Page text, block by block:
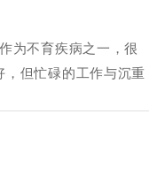
为不育疾病之一，很
，但忙碌的工作与沉重